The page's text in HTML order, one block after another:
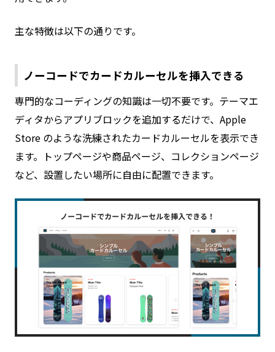
主な特徴は以下の通りです。
ノーコードでカードカルーセルを挿入できる
専門的なコーディングの知識は一切不要です。テーマエ
ディタからアプリブロックを追加するだけで、Apple
Store のような洗練されたカードカルーセルを表示でき
ます。トップページや商品ページ、コレクションページ
など、設置したい場所に自由に配置できます。